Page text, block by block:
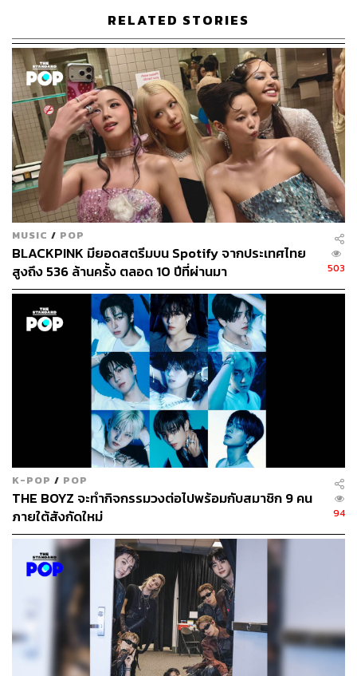
คิมซูฮยอนรับบท ยูจีน แฮทธาเวย์ อายุ 34 ปี หญิงสาว
ชาวเกาหลีที่ถูกรับไปเป็นบุตรบุญธรรมที่สหรัฐอเมริกา
เธอเคยทำงานเป็นนักวิเคราะห์อาชญากรรมให้กับ FBI
และตอนนี้กลับมาเกาหลี
อีฮีจุน รับบท อีจุงยอบ ผู้ชายวัย 42 ปี ศัลยแพทย์ประจำ
โรงพยาบาลแห่งหนึ่ง ในวัยเด็ก เขาถูกอุปการะโดย
ครอบครัวชาวอังกฤษ และกลับมาที่เกาหลีใต้ ก่อนจะ
เข้าไปมีส่วนร่วมกับคดีสุดแสนลึกลับนี้
ความเกี่ยวข้องของเหล่าตัวละคร คือไม่ว่าจะเป็นยูจีน อีจุง
ยอบ และชาแจฮวาน พวกเขาต่างเข้ามาหาความจริงจากคดี
สะเทือนขวัญนี้ด้วยเหตุผลที่แตกต่างกันไป
สำหรับซีรีส์ Chimeraชื่อเดิมระหว่างถ่ายทำ เรียกกันเบื้องต้น
ว่า Chemistry และแม้ว่าจะถ่ายทำเสร็จไปตั้งแต่ปี 2019 แต่ยัง
RELATED STORIES
MUSIC / POP
BLACKPINK มียอดสตรีมบน Spotify จากประเทศไทย
สูงถึง 536 ล้านครั้ง ตลอด 10 ปีที่ผ่านมา
503
K-POP / POP
THE BOYZ จะทำกิจกรรมวงต่อไปพร้อมกับสมาชิก 9 คน
ภายใต้สังกัดใหม่
94